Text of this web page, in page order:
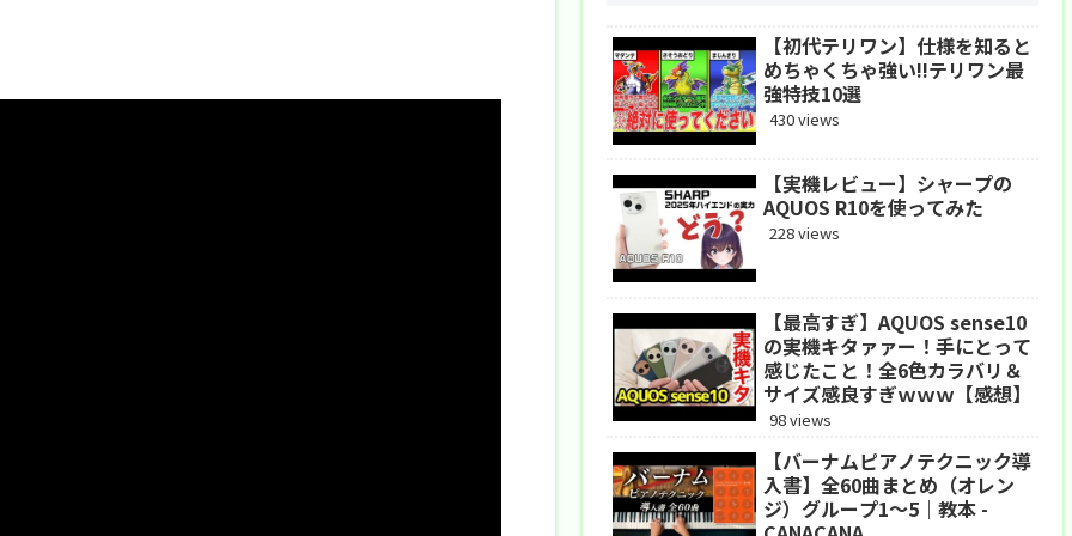
【初代テリワン】仕様を知ると
めちゃくちゃ強い!!テリワン最
強特技10選
430 views
【実機レビュー】シャープの
AQUOS R10を使ってみた
228 views
【最高すぎ】AQUOS sense10
の実機キタァァー！手にとって
感じたこと！全6色カラバリ＆
サイズ感良すぎｗｗｗ【感想】
98 views
【バーナムピアノテクニック導
入書】全60曲まとめ（オレン
ジ）グループ1〜5｜教本 -